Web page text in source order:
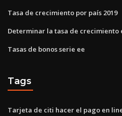
Tasa de crecimiento por país 2019
Determinar la tasa de crecimiento
Tasas de bonos serie ee
Tags
Tarjeta de citi hacer el pago en